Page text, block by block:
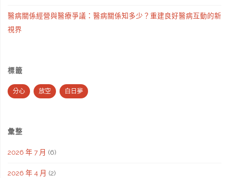
醫病關係經營與醫療爭議：醫病關係知多少？重建良好醫病互動的新
視界
標籤
分心 放空 白日夢
彙整
2026 年 7 月 (6)
2026 年 4 月 (2)